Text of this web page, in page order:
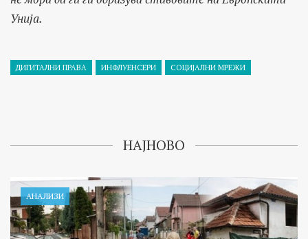
Унија.
ДИГИТАЛНИ ПРАВА ИНФЛУЕНСЕРИ СОЦИЈАЛНИ МРЕЖИ
НАЈНОВО
АНАЛИЗИ